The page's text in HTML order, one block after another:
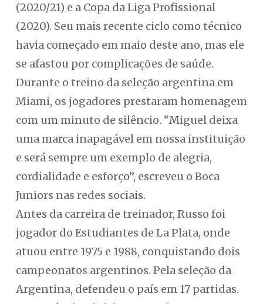
(2020/21) e a Copa da Liga Profissional
(2020). Seu mais recente ciclo como técnico
havia começado em maio deste ano, mas ele
se afastou por complicações de saúde.
Durante o treino da seleção argentina em
Miami, os jogadores prestaram homenagem
com um minuto de silêncio. “Miguel deixa
uma marca inapagável em nossa instituição
e será sempre um exemplo de alegria,
cordialidade e esforço”, escreveu o Boca
Juniors nas redes sociais.
Antes da carreira de treinador, Russo foi
jogador do Estudiantes de La Plata, onde
atuou entre 1975 e 1988, conquistando dois
campeonatos argentinos. Pela seleção da
Argentina, defendeu o país em 17 partidas.